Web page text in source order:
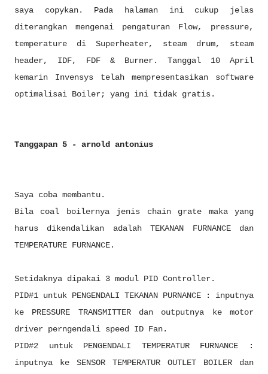
saya copykan. Pada halaman ini cukup jelas
diterangkan mengenai pengaturan Flow, pressure,
temperature di Superheater, steam drum, steam
header, IDF, FDF & Burner. Tanggal 10 April
kemarin Invensys telah mempresentasikan software
optimalisai Boiler; yang ini tidak gratis.
Tanggapan 5 - arnold antonius
Saya coba membantu.
Bila coal boilernya jenis chain grate maka yang
harus dikendalikan adalah TEKANAN FURNANCE dan
TEMPERATURE FURNANCE.
Setidaknya dipakai 3 modul PID Controller.
PID#1 untuk PENGENDALI TEKANAN PURNANCE : inputnya
ke PRESSURE TRANSMITTER dan outputnya ke motor
driver perngendali speed ID Fan.
PID#2 untuk PENGENDALI TEMPERATUR FURNANCE :
inputnya ke SENSOR TEMPERATUR OUTLET BOILER dan